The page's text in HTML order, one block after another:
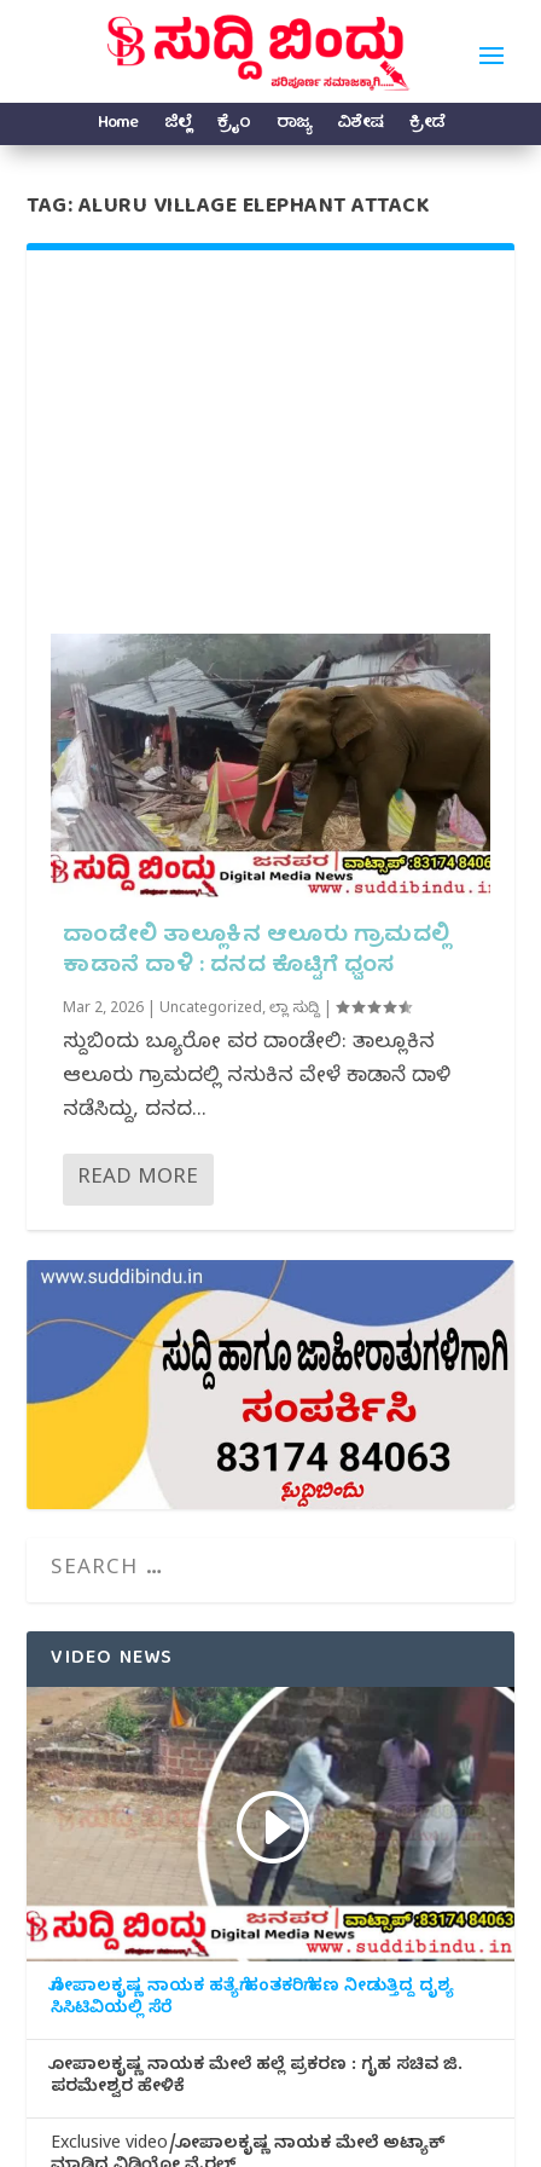
Home ಜಿಲ್ಲೆ ಕ್ರೈಂ ರಾಜ್ಯ ವಿಶೇಷ ಕ್ರೀಡೆ
TAG:ALURU VILLAGE ELEPHANT ATTACK
ದಾಂಡೇಲಿ ತಾಲ್ಲೂಕಿನ ಆಲೂರು ಗ್ರಾಮದಲ್ಲಿ
ಕಾಡಾನೆ ದಾಳಿ : ದನದ ಕೊಟ್ಟಿಗೆ ಧ್ವಂಸ
Mar 2, 2026 Uncategorized,ಜಿಲ್ಲಾ ಸುದ್ದಿ |
ಸುದ್ದಿಬಿಂದು ಬ್ಯೂರೋ ವರದಿ ದಾಂಡೇಲಿ: ತಾಲ್ಲೂಕಿನ
ಆಲೂರು ಗ್ರಾಮದಲ್ಲಿ ನಸುಕಿನ ವೇಳೆ ಕಾಡಾನೆ ದಾಳಿ
ನಡೆಸಿದ್ದು, ದನದ...
READ MORE
VIDEO NEWS
ಗೋಪಾಲಕೃಷ್ಣ ನಾಯಕ ಹತ್ಯೆಗೆ ಹಂತಕರಿಗೆ ಹಣ ನೀಡುತ್ತಿದ್ದ ದೃಶ್ಯ
ಸಿಸಿಟಿವಿಯಲ್ಲಿ ಸೆರೆ
ಗೋಪಾಲಕೃಷ್ಣ ನಾಯಕ ಮೇಲೆ ಹಲ್ಲೆ ಪ್ರಕರಣ : ಗೃಹ ಸಚಿವ ಜಿ.
ಪರಮೇಶ್ವರ ಹೇಳಿಕೆ
Exclusive video/ಗೋಪಾಲಕೃಷ್ಣ ನಾಯಕ ಮೇಲೆ ಅಟ್ಯಾಕ್